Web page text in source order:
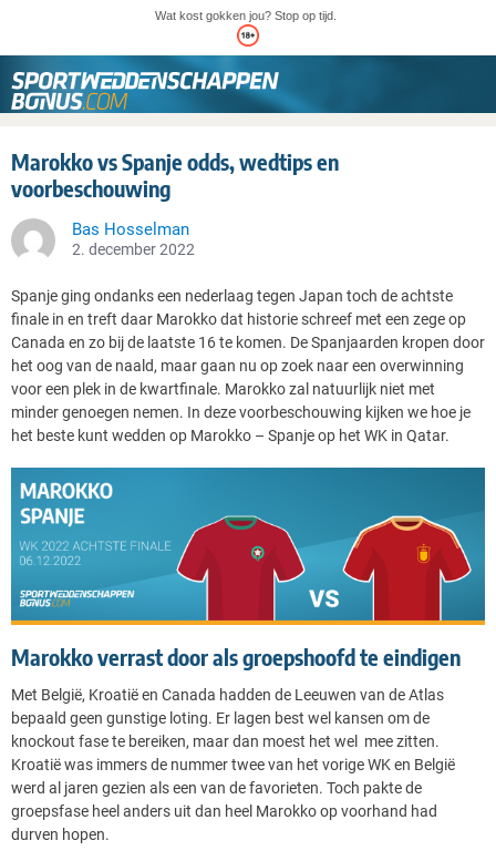
Wat kost gokken jou? Stop op tijd.
Marokko vs Spanje odds, wedtips en
voorbeschouwing
Bas Hosselman
2. december 2022
Spanje ging ondanks een nederlaag tegen Japan toch de achtste
finale in en treft daar Marokko dat historie schreef met een zege op
Canada en zo bij de laatste 16 te komen. De Spanjaarden kropen door
het oog van de naald, maar gaan nu op zoek naar een overwinning
voor een plek in de kwartfinale. Marokko zal natuurlijk niet met
minder genoegen nemen. In deze voorbeschouwing kijken we hoe je
het beste kunt wedden op Marokko – Spanje op het WK in Qatar.
Marokko verrast door als groepshoofd te eindigen
Met België, Kroatië en Canada hadden de Leeuwen van de Atlas
bepaald geen gunstige loting. Er lagen best wel kansen om de
knockout fase te bereiken, maar dan moest het wel mee zitten.
Kroatië was immers de nummer twee van het vorige WK en België
werd al jaren gezien als een van de favorieten. Toch pakte de
groepsfase heel anders uit dan heel Marokko op voorhand had
durven hopen.